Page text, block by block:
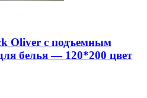
Oliver с подъемным
белья — 120*200 цвет